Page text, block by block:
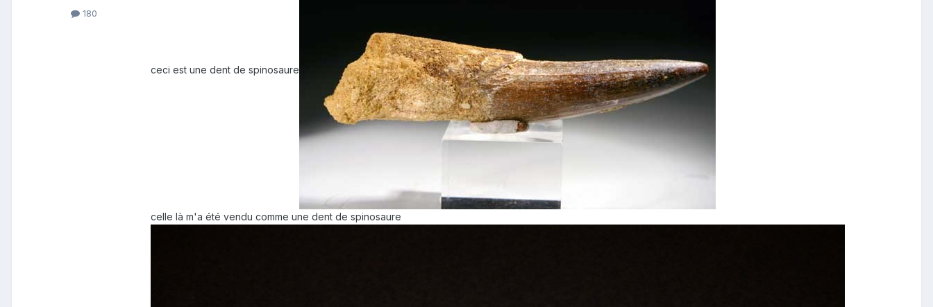
180
ceci est une dent de spinosaure
celle là m'a été vendu comme une dent de spinosaure